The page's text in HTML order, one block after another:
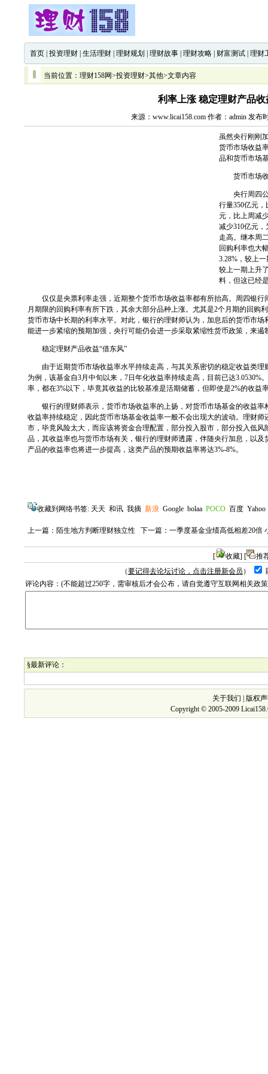
首页 投资理财 生活理财 理财规划 理财故事 理财攻略 财富测试 理财
当前位置： 理财158网>投资理财>其他>文章内容
利率上涨 稳定理财产品收
来源：www.licai158.com 作者：admin 发布
虽然央行刚刚
货币市场收益
品和货币市场
货币市场收
央行周四公
行量350亿元
元，比上周减
减少310亿元
走高。继本周
回购利率也大
3.28%，较上
较上一期上升
料，但这已经
仅仅是央票利率走强，近期整个货币市场收益率都有所抬高。周四银行
月期限的回购利率有所下跌，其余大部分品种上涨。尤其是2个月期的回购
货币市场中长期的利率水平。对此，银行的理财师认为，加息后的货币市
能进一步紧缩的预期加强，央行可能仍会进一步采取紧缩性货币政策，来遏
稳定理财产品收益“借东风”
由于近期货币市场收益率水平持续走高，与其关系密切的稳定收益类理
为例，该基金自3月中旬以来，7日年化收益率持续走高，目前已达3.0530%
率，都在3%以下，毕竟其收益的比较基准是活期储蓄，但即使是2%的收益
银行的理财师表示，货币市场收益率的上扬，对货币市场基金的收益率
收益率持续稳定，因此货币市场基金收益率一般不会出现大的波动。理财
市，毕竟风险太大，而应该将资金合理配置，部分投入股市，部分投入低
品，其收益率也与货币市场有关，银行的理财师透露，伴随央行加息，以
产品的收益率也将进一步提高，这类产品的预期收益率将达3%-8%。
收藏到网络书签: 天天 和讯 我摘 新浪 Google bolaa POCO 百度 Yahoo
上一篇： 陌生地方判断理财独立性 下一篇： 一季度基金业绩高低相差20倍
[ 收藏] [
推
（要记得去论坛讨论，点击注册新会员 ）
评论内容：(不能超过250字，需审核后才会公布，请自觉遵守互联网相关政
§最新评论：
关于我们
版权
Copyright © 2005-2009